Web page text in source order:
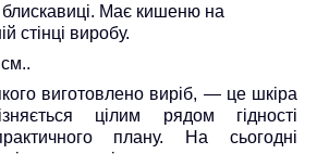
Має кишеню на
стінці виробу.
виготовлено виріб, — це шкіра
цілим рядом гідності
плану. На сьогодні